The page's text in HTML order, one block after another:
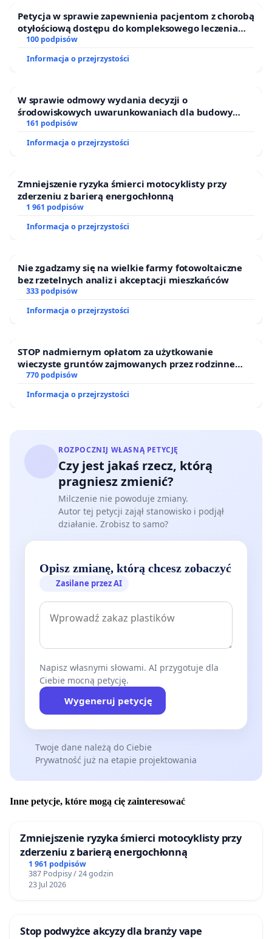
obserwację tego procesu inwestycyjnego.
Wszystkie wykryte nieprawidłowości, które już
gromadzimy, powiązania prawno-biznesowe
europejskim.
Petycja w sprawie zapewnienia pacjentom z chorobą
otyłościową dostępu do kompleksowego leczenia
oraz programów profilaktycznych.
100 podpisów
Informacja o przejrzystości
W sprawie odmowy wydania decyzji o
środowiskowych uwarunkowaniach dla budowy
zakładu wytwarzania biometanu „Krynki” w
Ostrowiu Południowym oraz ochrony mieszkańców i
Puszczy Knyszyńskiej
161 podpisów
Informacja o przejrzystości
Zmniejszenie ryzyka śmierci motocyklisty przy
zderzeniu z barierą energochłonną
1 961 podpisów
Informacja o przejrzystości
Nie zgadzamy się na wielkie farmy fotowoltaiczne
bez rzetelnych analiz i akceptacji mieszkańców
333 podpisów
Informacja o przejrzystości
STOP nadmiernym opłatom za użytkowanie
wieczyste gruntów zajmowanych przez rodzinne
ogrody działkowe.
770 podpisów
Informacja o przejrzystości
ROZPOCZNIJ WŁASNĄ PETYCJĘ
Czy jest jakaś rzecz, którą
pragniesz zmienić?
Milczenie nie powoduje zmiany.
Autor tej petycji zajął stanowisko i podjął
działanie. Zrobisz to samo?
Opisz zmianę, którą chcesz zobaczyć
Zasilane przez AI
Napisz własnymi słowami. AI przygotuje dla
Ciebie mocną petycję.
Wygeneruj petycję
Twoje dane należą do Ciebie
Prywatność już na etapie projektowania
Inne petycje, które mogą cię zainteresować
Zmniejszenie ryzyka śmierci motocyklisty przy
zderzeniu z barierą energochłonną
1 961 podpisów
387 Podpisy / 24 godzin
23 Jul 2026
Stop podwyżce akcyzy dla branży vape